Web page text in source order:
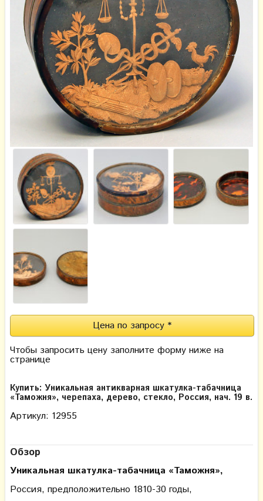
Цена по запросу *
Чтобы запросить цену заполните форму ниже на
странице
Купить: Уникальная антикварная шкатулка-табачница
«Таможня», черепаха, дерево, стекло, Россия, нач. 19 в.
Артикул: 12955
Обзор
Уникальная шкатулка-табачница «Таможня»,
Россия, предположительно 1810-30 годы,